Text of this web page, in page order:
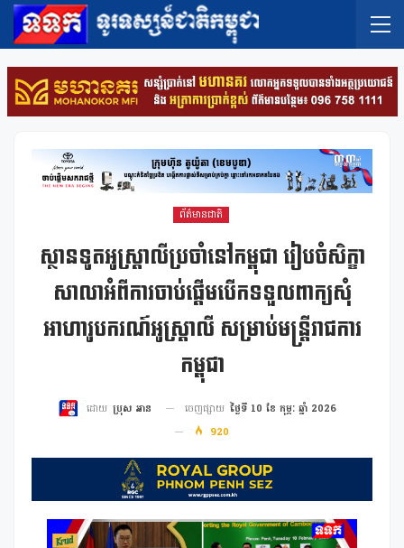
ព័ត៌មានជាតិ
ស្ថានទូតអូស្ត្រាលីប្រចាំនៅកម្ពុជា រៀបចំសិក្ខា
សាលាអំពីការចាប់ផ្តើមបើកទទួលពាក្យសុំ
អាហារូបករណ៍អូស្ត្រាលី សម្រាប់មន្ត្រីរាជការ
កម្ពុជា
ដោយ ប្រុស អាន ចេញផ្សាយ ថ្ងៃទី 10 ខែ កុម្ភៈ ឆ្នាំ 2026
920